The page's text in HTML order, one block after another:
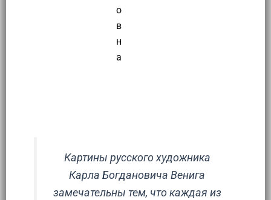
о
в
н
а
Картины русского художника
Карла Богдановича Венига
замечательны тем, что каждая из